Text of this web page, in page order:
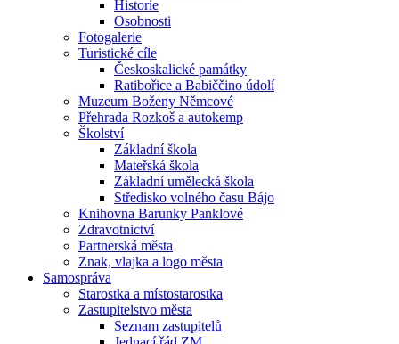
Historie
Osobnosti
Fotogalerie
Turistické cíle
Českoskalické památky
Ratibořice a Babiččino údolí
Muzeum Boženy Němcové
Přehrada Rozkoš a autokemp
Školství
Základní škola
Mateřská škola
Základní umělecká škola
Středisko volného času Bájo
Knihovna Barunky Panklové
Zdravotnictví
Partnerská města
Znak, vlajka a logo města
Samospráva
Starostka a místostarostka
Zastupitelstvo města
Seznam zastupitelů